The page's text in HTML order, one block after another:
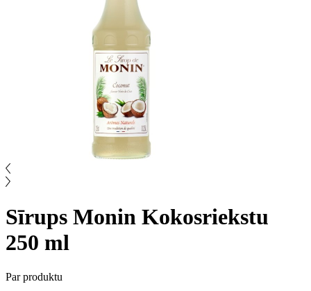
Sīrups Monin Kokosriekstu
250 ml
Par produktu